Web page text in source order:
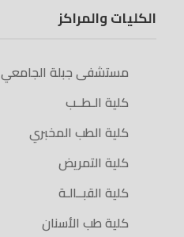
الكليات والمراكز
مستشفى جبلة الجامعي
كلية الـطــب
كلية الطب المخبري
كلية التمريض
كلية القبــالـة
كلية طب الأسنان